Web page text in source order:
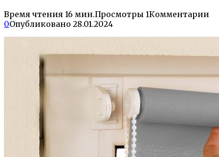
Время чтения 16 мин.Просмотры 1Комментарии
0Опубликовано 28.01.2024